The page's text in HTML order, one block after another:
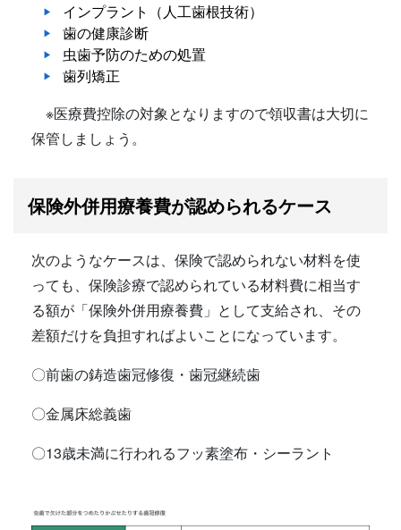
インプラント（人工歯根技術）
歯の健康診断
虫歯予防のための処置
歯列矯正
※医療費控除の対象となりますので領収書は大切に
保管しましょう。
保険外併用療養費が認められるケース
次のようなケースは、保険で認められない材料を使
っても、保険診療で認められている材料費に相当す
る額が「保険外併用療養費」として支給され、その
差額だけを負担すればよいことになっています。
〇前歯の鋳造歯冠修復・歯冠継続歯
〇金属床総義歯
〇13歳未満に行われるフッ素塗布・シーラント